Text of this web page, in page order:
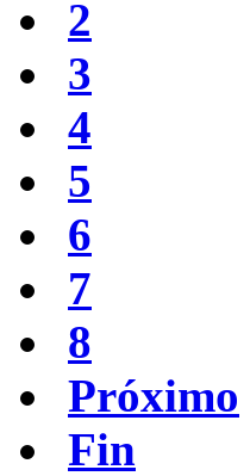
2
3
4
5
6
7
8
Próximo
Fin